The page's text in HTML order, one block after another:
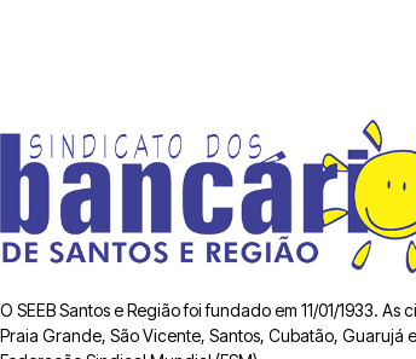
O SEEB Santos e Região foi fundado em 11/01/1933.
Praia Grande, São Vicente, Santos, Cubatão, Guarujá